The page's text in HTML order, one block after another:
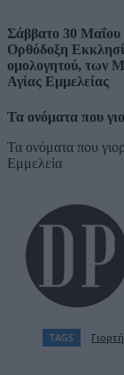
Σάββατο 30 Μαΐου
Ορθόδοξη
ομολογητού, των
Αγίας Εμμελείας
Τα ονόματα που
Τα ονόματα που
Εμμελεία
TAGS Γιορτή